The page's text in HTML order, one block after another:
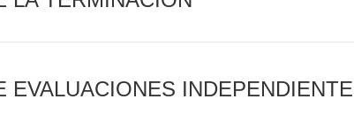
EVALUACIONES